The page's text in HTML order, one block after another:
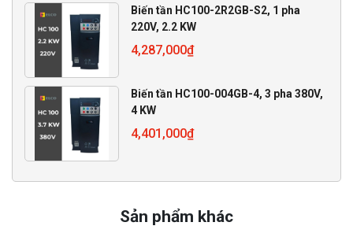
Biến tần HC100-2R2GB-S2, 1 pha
220V, 2.2 KW
4,287,000₫
Biến tần HC100-004GB-4, 3 pha 380V,
4 KW
4,401,000₫
Sản phẩm khác